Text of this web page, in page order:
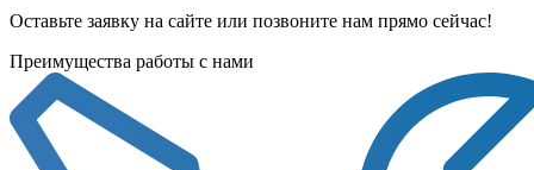
Оставьте заявку на сайте или позвоните нам прямо сейчас!
Преимущества работы с нами